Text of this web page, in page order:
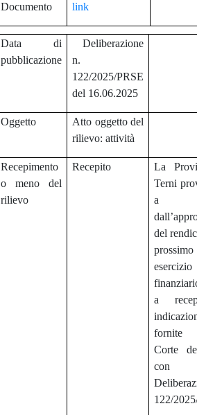
Documento link
Data di
pubblicazione
Deliberazione
n.
122/2025/PRSE
del 16.06.2025
Oggetto
Atto oggetto del
rilievo: attività
Recepimento
o meno del
rilievo
Recepito
La
Terni
a
del
prossimo
esercizio
a
Corte
122/